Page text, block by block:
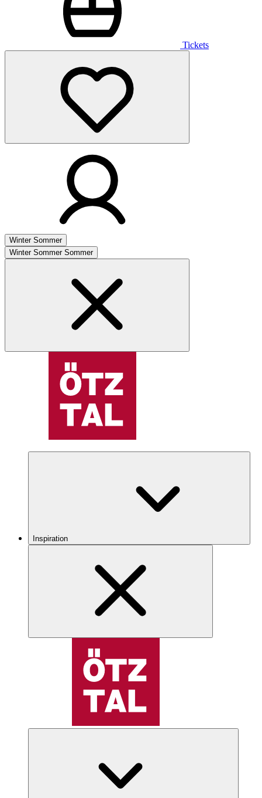
Tickets
Winter Sommer
Winter Sommer Sommer
Inspiration